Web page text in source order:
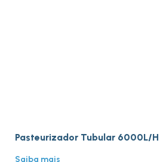
Pasteurizador Tubular 6000L/H
Saiba mais